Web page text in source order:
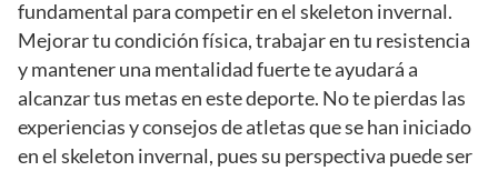
fundamental para competir en el skeleton invernal.
Mejorar tu condición física, trabajar en tu resistencia
y mantener una mentalidad fuerte te ayudará a
alcanzar tus metas en este deporte. No te pierdas las
experiencias y consejos de atletas que se han iniciado
en el skeleton invernal, pues su perspectiva puede ser